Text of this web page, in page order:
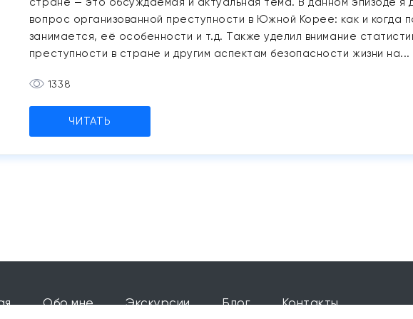
вопрос организованной преступности в Южной Корее: как и когда
занимается, её особенности и т.д. Также уделил внимание
преступности в стране и другим аспектам безопасности жизни на...
1338
ЧИТАТЬ
Обо мне Экскурсии Блог Контакты